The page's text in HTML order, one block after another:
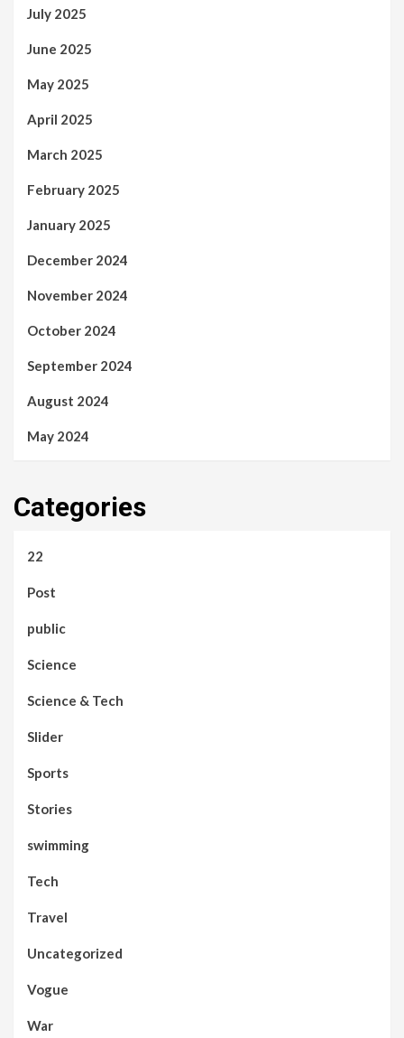
July 2025
June 2025
May 2025
April 2025
March 2025
February 2025
January 2025
December 2024
November 2024
October 2024
September 2024
August 2024
May 2024
Categories
22
Post
public
Science
Science & Tech
Slider
Sports
Stories
swimming
Tech
Travel
Uncategorized
Vogue
War